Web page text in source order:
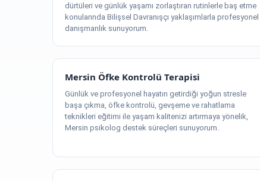
dürtüleri ve günlük yaşamı zorlaştıran rutinlerle baş etme
konularında Bilişsel Davranışçı yaklaşımlarla profesyonel
danışmanlık sunuyorum.
Mersin Öfke Kontrolü Terapisi
Günlük ve profesyonel hayatın getirdiği yoğun stresle
başa çıkma, öfke kontrolü, gevşeme ve rahatlama
teknikleri eğitimi ile yaşam kalitenizi artırmaya yönelik,
Mersin psikolog destek süreçleri sunuyorum.